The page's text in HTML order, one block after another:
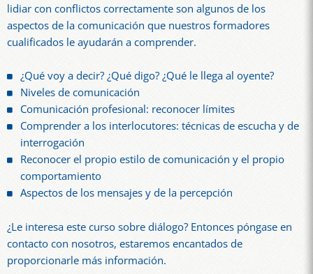
lidiar con conflictos correctamente son algunos de los
aspectos de la comunicación que nuestros formadores
cualificados le ayudarán a comprender.
¿Qué voy a decir? ¿Qué digo? ¿Qué le llega al oyente?
Niveles de comunicación
Comunicación profesional: reconocer límites
Comprender a los interlocutores: técnicas de escucha y de
interrogación
Reconocer el propio estilo de comunicación y el propio
comportamiento
Aspectos de los mensajes y de la percepción
¿Le interesa este curso sobre diálogo? Entonces póngase en
contacto con nosotros, estaremos encantados de
proporcionarle más información.